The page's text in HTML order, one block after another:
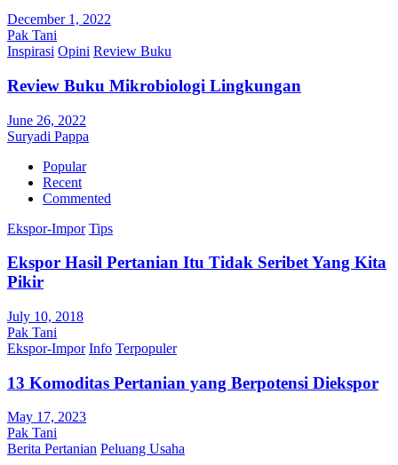
December 1, 2022
Pak Tani
Inspirasi Opini Review Buku
Review Buku Mikrobiologi Lingkungan
June 26, 2022
Suryadi Pappa
Popular
Recent
Commented
Ekspor-Impor Tips
Ekspor Hasil Pertanian Itu Tidak Seribet Yang Kita
Pikir
July 10, 2018
Pak Tani
Ekspor-Impor Info Terpopuler
13 Komoditas Pertanian yang Berpotensi Diekspor
May 17, 2023
Pak Tani
Berita Pertanian Peluang Usaha